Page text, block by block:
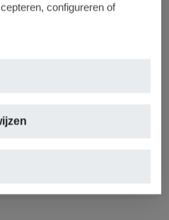
configureren of
– Xàbia